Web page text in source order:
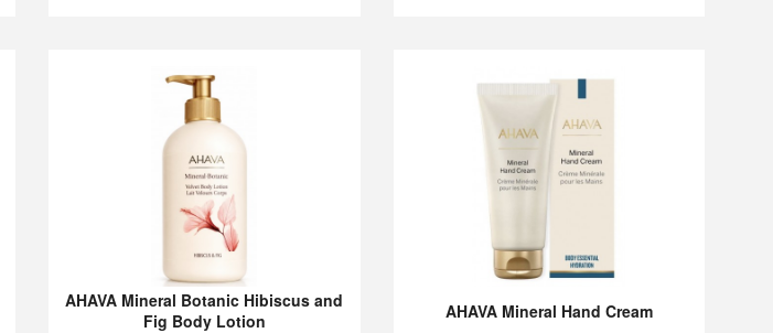
AHAVA Mineral Botanic Hibiscus and
Fig Body Lotion
AHAVA Mineral Hand Cream